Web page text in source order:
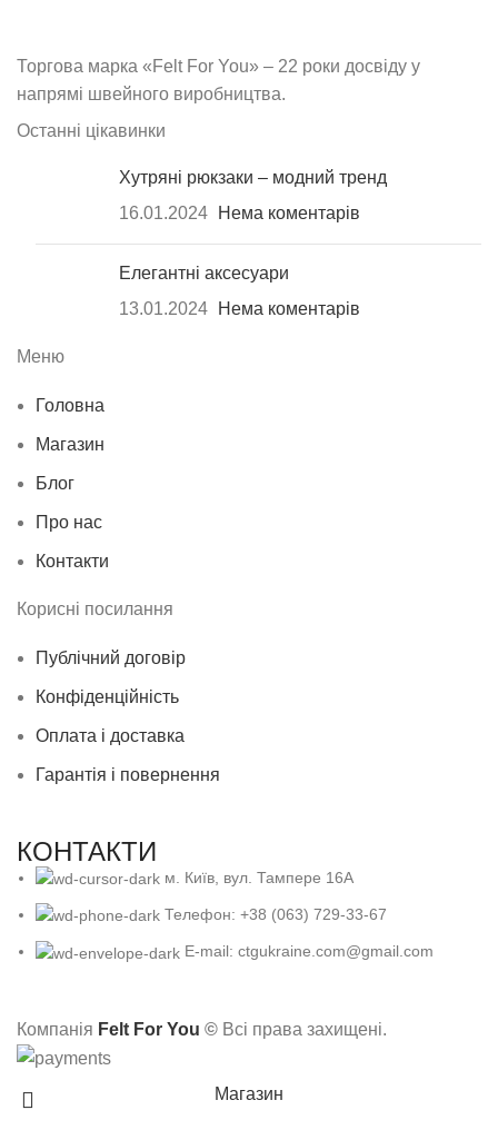
Торгова марка «Felt For You» – 22 роки досвіду у
напрямі швейного виробництва.
Останні цікавинки
Хутряні рюкзаки – модний тренд
16.01.2024
Нема коментарів
Елегантні аксесуари
13.01.2024
Нема коментарів
Меню
Головна
Магазин
Блог
Про нас
Контакти
Корисні посилання
Публічний договір
Конфіденційність
Оплата і доставка
Гарантія і повернення
КОНТАКТИ
м. Київ, вул. Тампере 16А
Телефон: +38 (063) 729-33-67
E-mail: ctgukraine.com@gmail.com
Компанія Felt For You © Всі права захищені.
Магазин